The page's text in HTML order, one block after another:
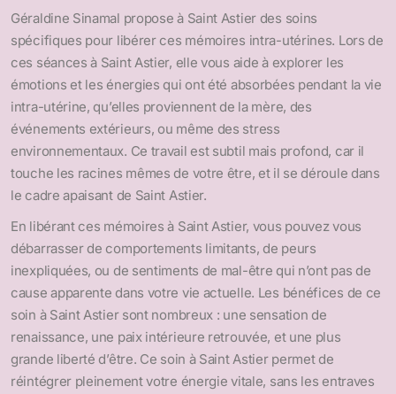
Géraldine Sinamal propose à Saint Astier des soins
spécifiques pour libérer ces mémoires intra-utérines. Lors de
ces séances à Saint Astier, elle vous aide à explorer les
émotions et les énergies qui ont été absorbées pendant la vie
intra-utérine, qu’elles proviennent de la mère, des
événements extérieurs, ou même des stress
environnementaux. Ce travail est subtil mais profond, car il
touche les racines mêmes de votre être, et il se déroule dans
le cadre apaisant de Saint Astier.
En libérant ces mémoires à Saint Astier, vous pouvez vous
débarrasser de comportements limitants, de peurs
inexpliquées, ou de sentiments de mal-être qui n’ont pas de
cause apparente dans votre vie actuelle. Les bénéfices de ce
soin à Saint Astier sont nombreux : une sensation de
renaissance, une paix intérieure retrouvée, et une plus
grande liberté d’être. Ce soin à Saint Astier permet de
réintégrer pleinement votre énergie vitale, sans les entraves